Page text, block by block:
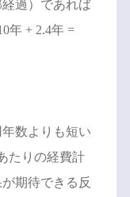
過）であれば
年 + 2.4年 =
数よりも短い
たりの経費計
期待できる反